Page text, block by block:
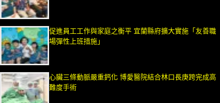
促進員工工作與家庭之衡平 宜蘭縣府擴大實施「友善職
場彈性上班措施」
心臟三條動脈嚴重鈣化 博愛醫院結合林口長庚跨完成高
難度手術